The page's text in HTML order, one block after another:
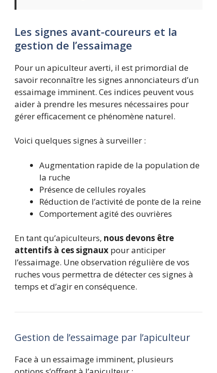
Les signes avant-coureurs et la
gestion de l’essaimage
Pour un apiculteur averti, il est primordial de
savoir reconnaître les signes annonciateurs d’un
essaimage imminent. Ces indices peuvent vous
aider à prendre les mesures nécessaires pour
gérer efficacement ce phénomène naturel.
Voici quelques signes à surveiller :
Augmentation rapide de la population de
la ruche
Présence de cellules royales
Réduction de l’activité de ponte de la reine
Comportement agité des ouvrières
En tant qu’apiculteurs, nous devons être
attentifs à ces signaux pour anticiper
l’essaimage. Une observation régulière de vos
ruches vous permettra de détecter ces signes à
temps et d’agir en conséquence.
Gestion de l’essaimage par l’apiculteur
Face à un essaimage imminent, plusieurs